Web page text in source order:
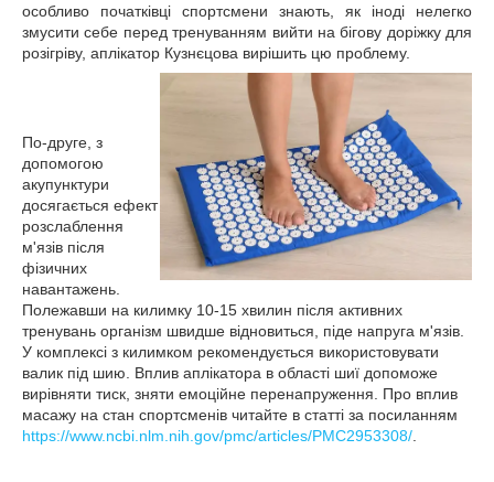
особливо початківці спортсмени знають, як іноді нелегко
змусити себе перед тренуванням вийти на бігову доріжку для
розігріву, аплікатор Кузнєцова вирішить цю проблему.
По-друге, з
допомогою
акупунктури
досягається ефект
розслаблення
м'язів після
фізичних
навантажень.
Полежавши на килимку 10-15 хвилин після активних
тренувань організм швидше відновиться, піде напруга м'язів.
У комплексі з килимком рекомендується використовувати
валик під шию. Вплив аплікатора в області шиї допоможе
вирівняти тиск, зняти емоційне перенапруження. Про вплив
масажу на стан спортсменів читайте в статті за посиланням
https://www.ncbi.nlm.nih.gov/pmc/articles/PMC2953308/